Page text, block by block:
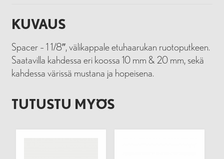
KUVAUS
Spacer – 1 1/8″, välikappale etuhaarukan ruotoputkeen.
Saatavilla kahdessa eri koossa 10 mm & 20 mm, sekä
kahdessa värissä mustana ja hopeisena.
TUTUSTU MYÖS